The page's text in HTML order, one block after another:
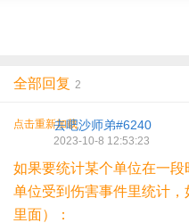
全部回复 2
点击重新加载去吧沙师弟#6240
2023-10-8 12:53:23
如果要统计某个单位在一
单位受到伤害事件里统计
里面）：